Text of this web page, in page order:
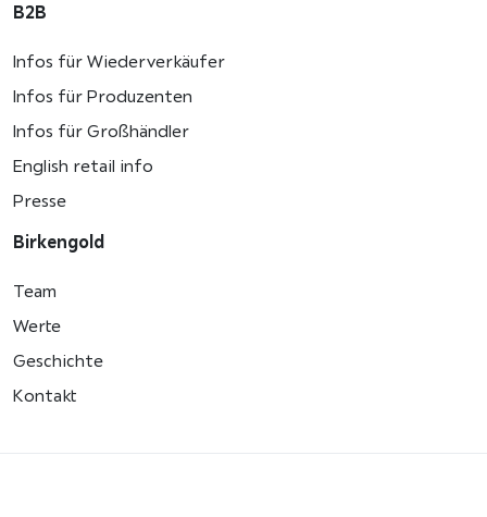
B2B
Infos für Wiederverkäufer
Infos für Produzenten
Infos für Großhändler
English retail info
Presse
Birkengold
Team
Werte
Geschichte
Kontakt